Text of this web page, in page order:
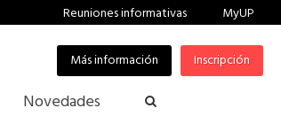
Reuniones informativas MyUP
Inscripción
Más información
Novedades